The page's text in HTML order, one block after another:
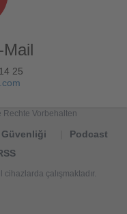
25
Rechte Vorbehalten
Güvenliği
Podcast
çalışmaktadır.